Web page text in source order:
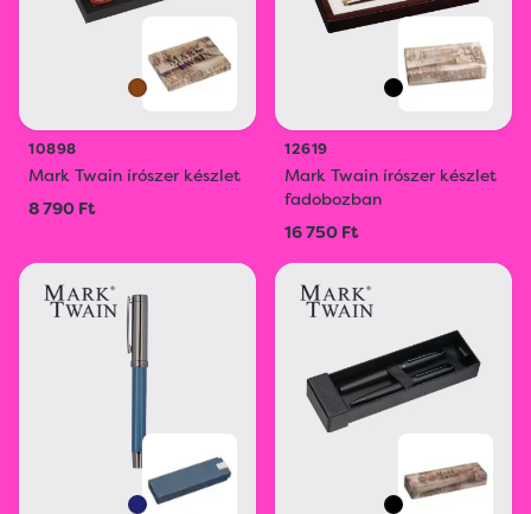
10898
Mark Twain írószer készlet
8 790 Ft
12619
Mark Twain írószer készlet
fadobozban
16 750 Ft